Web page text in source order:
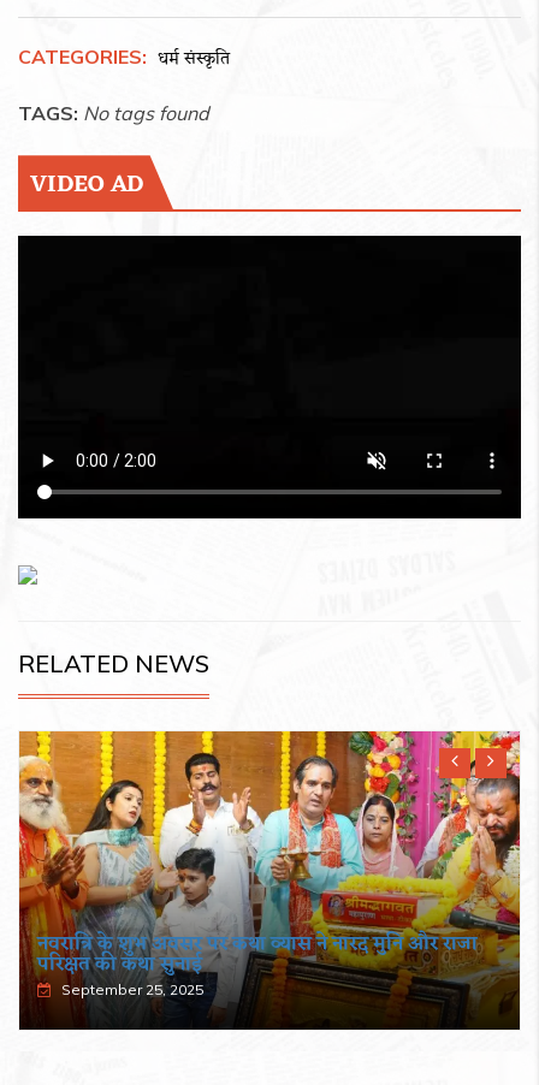
CATEGORIES: धर्म संस्कृति
TAGS: No tags found
VIDEO AD
RELATED NEWS
नवरात्रि के शुभ अवसर पर कथा व्यास ने नारद मुनि और राजा
परिक्षत की कथा सुनाई
September 25, 2025